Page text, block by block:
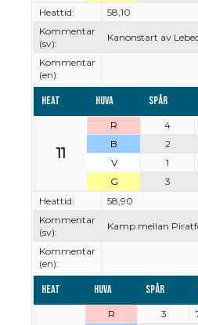
Heattid:
58,10
Kommentar
(sv):
Kanonstart av
Kommentar
(en):
Heat Huva Spår
11
R 4
B
2
V
1
G
3
Heattid:
58,90
Kommentar
(sv):
Kamp mellan
Kommentar
(en):
Heat Huva Spår
R 3